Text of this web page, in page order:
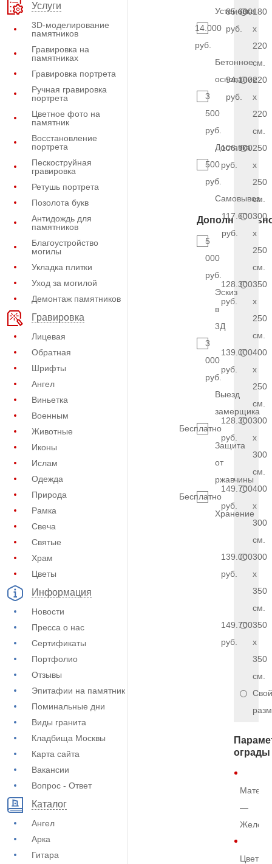
Услуги
3D-моделирование
памятников
Гравировка на
памятниках
Гравировка портрета
Ручная гравировка
портрета
Цветное фото на
памятник
Восстановление
портрета
Пескоструйная
гравировка
Ретушь портрета
Позолота букв
Антидождь для
памятников
Благоустройство
могилы
Укладка плитки
Уход за могилой
Демонтаж памятников
Гравировка
Лицевая
Обратная
Шрифты
Ангел
Виньетка
Военным
Животные
Иконы
Ислам
Одежда
Природа
Рамка
Свеча
Святые
Храм
Цветы
Информация
Новости
Пресса о нас
Сертификаты
Портфолио
Отзывы
Эпитафии на памятник
Поминальные дни
Виды гранита
Кладбища Москвы
Карта сайта
Вакансии
Вопрос - Ответ
Каталог
Ангел
Арка
Гитара
Установка
14.000
руб.
Бетонное
основание
3
500
руб.
Доставка
500
руб.
Самовывоз
5
000
руб.
Эскиз
в
3Д
3
000
руб.
Выезд
замерщика
Бесплатно
Защита
от
ржавчины
Бесплатно
Хранение
85.600
руб.
180
x
220
см.
94.100
руб.
220
x
220
см.
106.900
руб.
250
x
250
см.
117.600
руб.
300
x
250
см.
128.300
руб.
350
x
250
см.
139.000
руб.
400
x
250
см.
128.300
руб.
300
x
300
см.
149.700
руб.
400
x
300
см.
139.000
руб.
300
x
350
см.
149.700
руб.
350
x
350
см.
Свой
ограды
—
Железо
Цвет